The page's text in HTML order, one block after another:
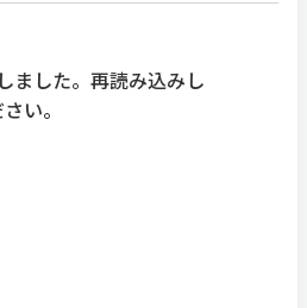
ました。再読み込みし
い。